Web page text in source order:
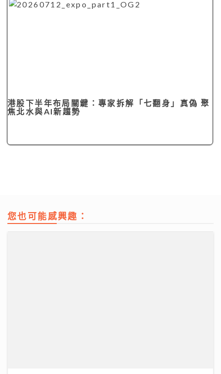
港股下半年布局關鍵：專家拆解「七翻身」真偽 聚
焦北水與AI新趨勢
您也可能感興趣：